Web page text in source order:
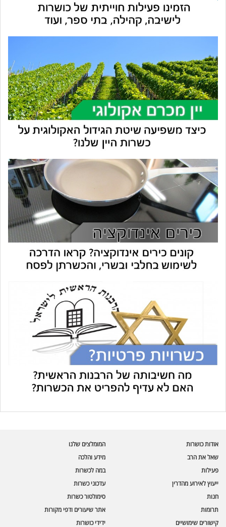
אודות כושרות
שאל את הרב
פעילות
ייעוץ לאירוע מהדרין
המומלצים שלנו
מידע והלכה
במה לכשרות
עדכוני כשרות
חנות
תרומות
קישורים שימושיים
סימולטור כשרות
אתר שיעורים ודפי מקורות
ידידי כושרות
🪲 בדיקת חרקים
מספר כושרות ומאמרי האתר